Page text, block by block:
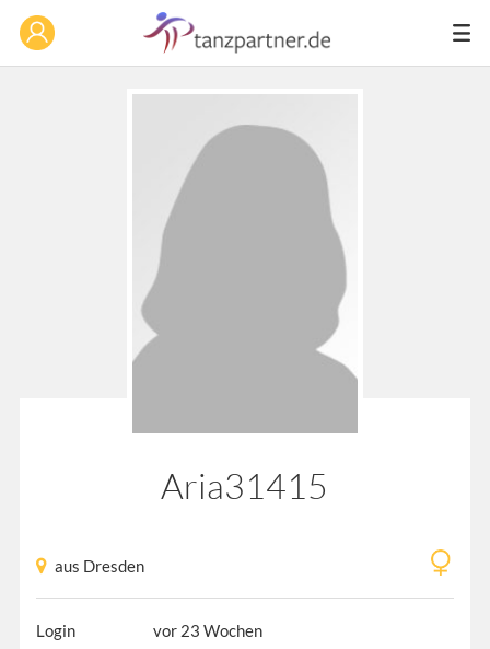
Aria31415
aus Dresden
Login
vor 23 Wochen